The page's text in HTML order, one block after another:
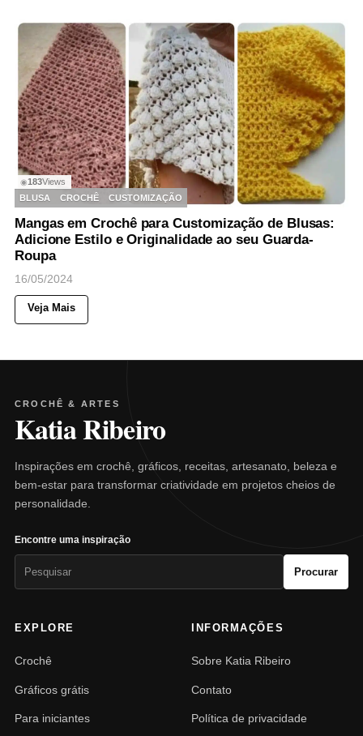
◉183Views
BLUSA
CROCHÊ CUSTOMIZAÇÃO
Mangas em Crochê para Customização de Blusas:
Adicione Estilo e Originalidade ao seu Guarda-
Roupa
16/05/2024
Veja Mais
CROCHÊ & ARTES
Katia Ribeiro
Inspirações em crochê, gráficos, receitas, artesanato, beleza e
bem-estar para transformar criatividade em projetos cheios de
personalidade.
Encontre uma inspiração
Procurar
EXPLORE
Crochê
Gráficos grátis
Para iniciantes
INFORMAÇÕES
Sobre Katia Ribeiro
Contato
Política de privacidade